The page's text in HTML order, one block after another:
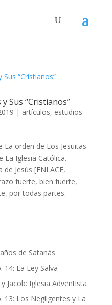
Sus “Cristianos”
| artículos, estudios
La orden de Los Jesuitas
La Iglesia Católica.
Jesús [ENLACE,
fuerte, bien fuerte,
por todas partes.
de Satanás
La Ley Salva
Jacob: Iglesia Adventista
13: Los Negligentes y La